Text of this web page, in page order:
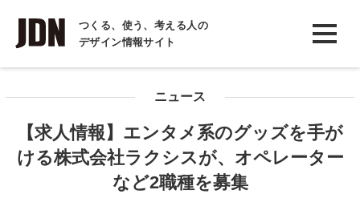
つくる、使う、考える人の
デザイン情報サイト
INTERVIEW
インタビュー
COLUMN
ニュース
【求人情報】エンタメ系のグッズを手が
ける株式会社ラクシスが、オペレーター
など2職種を募集